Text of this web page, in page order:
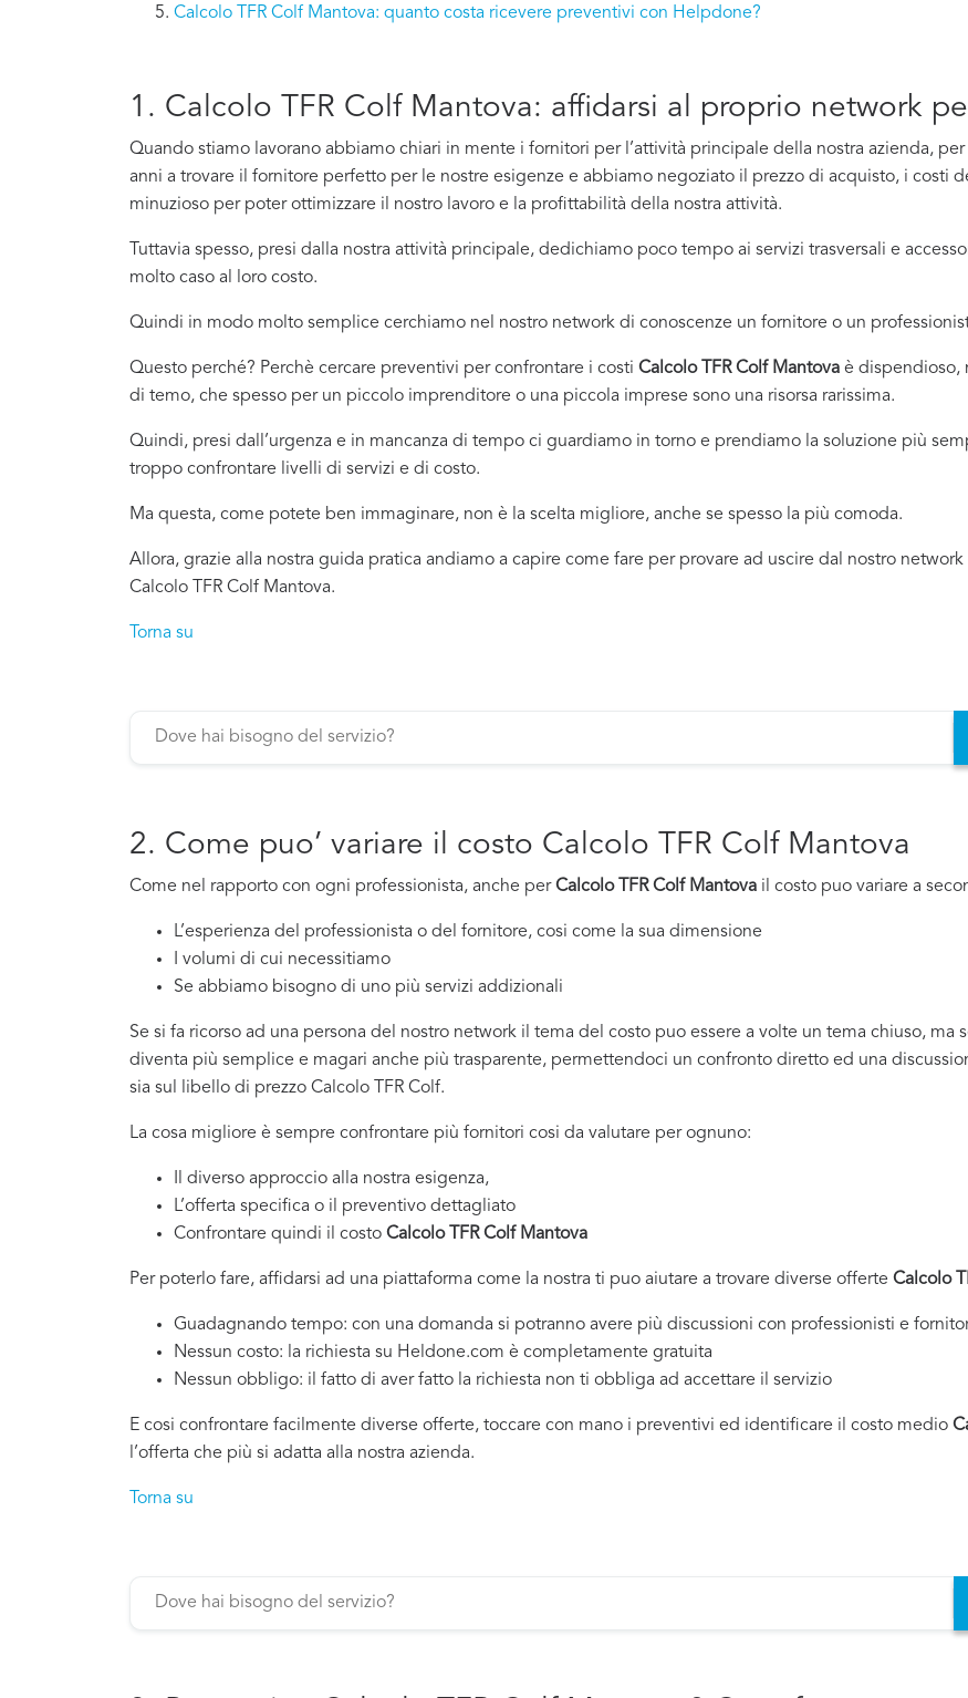
Calcolo TFR Colf Mantova: quanto costa ricevere preventivi con Helpdone?
1. Calcolo TFR Colf Mantova: affidarsi al proprio network
Quando stiamo lavorano abbiamo chiari in mente i fornitori per l’attività principale della nostra azienda,
anni a trovare il fornitore perfetto per le nostre esigenze e abbiamo negoziato il prezzo di acquisto, i costi
minuzioso per poter ottimizzare il nostro lavoro e la profittabilità della nostra attività.
Tuttavia spesso, presi dalla nostra attività principale, dedichiamo poco tempo ai servizi trasversali e
molto caso al loro costo.
Quindi in modo molto semplice cerchiamo nel nostro network di conoscenze un fornitore o un
Questo perché? Perchè cercare preventivi per confrontare i costi Calcolo TFR Colf Mantova è dispendioso,
di temo, che spesso per un piccolo imprenditore o una piccola imprese sono una risorsa rarissima.
Quindi, presi dall’urgenza e in mancanza di tempo ci guardiamo in torno e prendiamo la soluzione più
troppo confrontare livelli di servizi e di costo.
Ma questa, come potete ben immaginare, non è la scelta migliore, anche se spesso la più comoda.
Allora, grazie alla nostra guida pratica andiamo a capire come fare per provare ad uscire dal nostro
Calcolo TFR Colf Mantova.
Torna su
2. Come puo’ variare il costo Calcolo TFR Colf Mantova
Come nel rapporto con ogni professionista, anche perCalcolo TFR Colf Mantova il costo puo variare a
L’esperienza del professionista o del fornitore, cosi come la sua dimensione
I volumi di cui necessitiamo
Se abbiamo bisogno di uno più servizi addizionali
Se si fa ricorso ad una persona del nostro network il tema del costo puo essere a volte un tema chiuso, ma
diventa più semplice e magari anche più trasparente, permettendoci un confronto diretto ed una
sia sul libello di prezzo Calcolo TFR Colf.
La cosa migliore è sempre confrontare più fornitori cosi da valutare per ognuno:
Il diverso approccio alla nostra esigenza,
L’offerta specifica o il preventivo dettagliato
Confrontare quindi il costo Calcolo TFR Colf Mantova
Per poterlo fare, affidarsi ad una piattaforma come la nostra ti puo aiutare a trovare diverse offerte Calcolo
Guadagnando tempo: con una domanda si potranno avere più discussioni con professionisti e
Nessun costo: la richiesta su Heldone.com è completamente gratuita
Nessun obbligo: il fatto di aver fatto la richiesta non ti obbliga ad accettare il servizio
E cosi confrontare facilmente diverse offerte, toccare con mano i preventivi ed identificare il costo medio
l’offerta che più si adatta alla nostra azienda.
Torna su